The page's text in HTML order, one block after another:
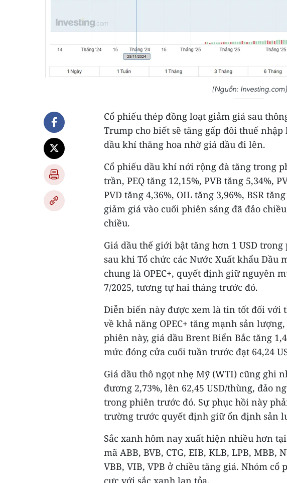
(Nguồn: Investing.com)
Cổ phiếu thép đồng loạt giảm giá sau
Trump cho biết sẽ tăng gấp đôi thuế
dầu khí thăng hoa nhờ giá dầu đi lên.
Cổ phiếu dầu khí nới rộng đà tăng trong
trần, PEQ tăng 12,15%, PVB tăng 5,34%,
PVD tăng 4,36%, OIL tăng 3,96%, BSR
giảm giá vào cuối phiên sáng đã đảo
chiều.
Giá dầu thế giới bật tăng hơn 1 USD
sau khi Tổ chức các Nước Xuất khẩu Dầu
chung là OPEC+, quyết định giữ nguyên
7/2025, tương tự hai tháng trước đó.
Diễn biến này được xem là tin tốt đối với
về khả năng OPEC+ tăng mạnh sản
phiên này, giá dầu Brent Biển Bắc tăng
mức đóng cửa cuối tuần trước đạt 64,24
Giá dầu thô ngọt nhẹ Mỹ (WTI) cũng ghi
đương 2,73%, lên 62,45 USD/thùng, đảo
trong phiên trước đó. Sự phục hồi này
trường trước quyết định giữ ổn định sản
Sắc xanh hôm nay xuất hiện nhiều hơn
mã ABB, BVB, CTG, EIB, KLB, LPB, MBB,
VBB, VIB, VPB ở chiều tăng giá. Nhóm
cực với sắc xanh lan tỏa.